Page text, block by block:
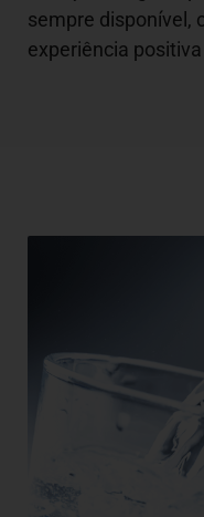
sempre disponível,
experiência